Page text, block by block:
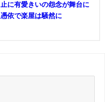
止に有愛きいの怨念が舞台に
憑依で楽屋は騒然に